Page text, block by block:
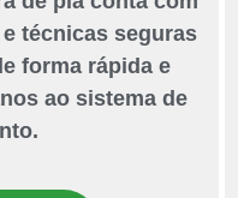
técnicas seguras
forma rápida e
ao sistema de